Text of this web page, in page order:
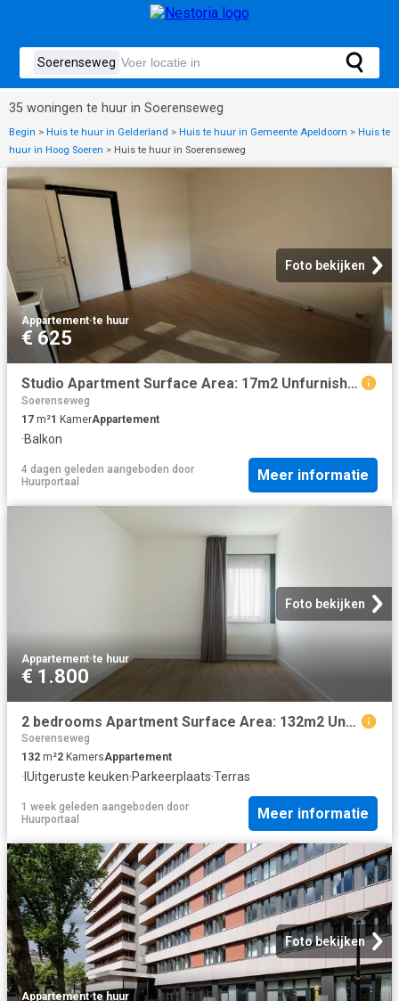
35 woningen te huur in Soerenseweg
Begin > Huis te huur in Gelderland > Huis te huur in Gemeente Apeldoorn > Huis te
huur in Hoog Soeren > Huis te huur in Soerenseweg
Foto bekijken
Appartement·te huur
€ 625
Studio Apartment Surface Area: 17m2 Unfurnished
Soerenseweg
17 m²1 KamerAppartement
·Balkon
4 dagen geleden aangeboden door
Huurportaal
Meer informatie
Foto bekijken
Appartement·te huur
€ 1.800
2 bedrooms Apartment Surface Area: 132m2 Unfurnished
Soerenseweg
132 m²2 KamersAppartement
· IUitgeruste keuken·Parkeerplaats·Terras
1 week geleden aangeboden door
Huurportaal
Meer informatie
Foto bekijken
Appartement·te huur